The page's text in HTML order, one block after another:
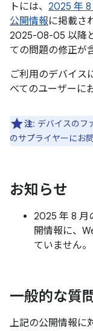
トには、 2025 年
公開情報に掲載さ
2025-08-05 以降
ての問題の修正が
ご利用のデバイス
べてのユーザーに
注: デバイスのフ
のサプライヤーにお
お知らせ
2025 年 8 月
開情報に、
ていません。
一般的な質
上記の公開情報に